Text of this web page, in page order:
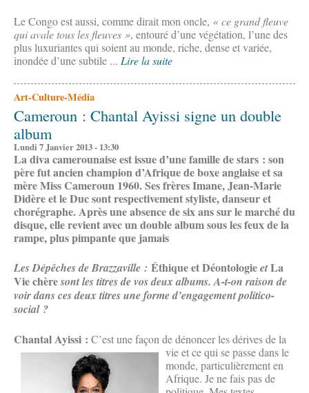
Le Congo est aussi, comme dirait mon oncle, « ce grand fleuve
qui avale tous les fleuves », entouré d’une végétation, l’une des
plus luxuriantes qui soient au monde, riche, dense et variée,
inondée d’une subtile ... Lire la suite
Art-Culture-Média
Cameroun : Chantal Ayissi signe un double
album
Lundi 7 Janvier 2013 - 13:30
La diva camerounaise est issue d’une famille de stars : son
père fut ancien champion d’Afrique de boxe anglaise et sa
mère Miss Cameroun 1960. Ses frères Imane, Jean-Marie
Didère et le Duc sont respectivement styliste, danseur et
chorégraphe. Après une absence de six ans sur le marché du
disque, elle revient avec un double album sous les feux de la
rampe, plus pimpante que jamais
Les Dépêches de Brazzaville : Éthique et DéontologieetLa
Vie chèresont les titres de vos deux albums. A-t-on raison de
voir dans ces deux titres une forme d’engagement politico-
social ?
Chantal Ayissi : C’est une façon de dénoncer les dérives de la
vie et ce qui se passe dans le
monde, particulièrement en
Afrique. Je ne fais pas de